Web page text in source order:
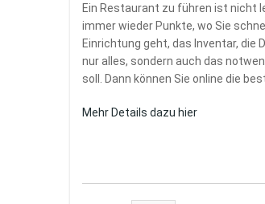
Ein Restaurant zu führen ist nicht
immer wieder Punkte, wo Sie
Einrichtung geht, das Inventar, die
nur alles, sondern auch das
soll. Dann können Sie online die
Mehr Details dazu hier